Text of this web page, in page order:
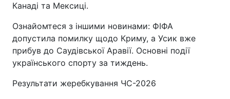
Канаді та Мексиці.
Ознайомтеся з іншими новинами: ФІФА
допустила помилку щодо Криму, а Усик вже
прибув до Саудівської Аравії. Основні події
українського спорту за тиждень.
Результати жеребкування ЧС-2026